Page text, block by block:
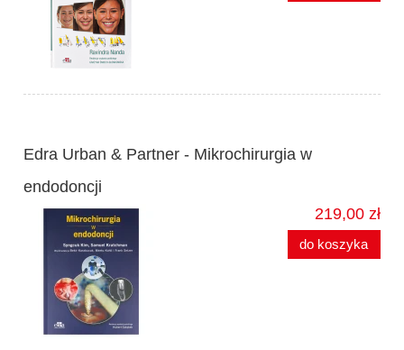
Edra Urban & Partner - Mikrochirurgia w
endodoncji
219,00 zł
do koszyka